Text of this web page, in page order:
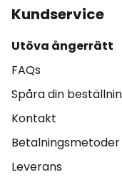
Kundservice
Utöva ångerrätt
FAQs
Spåra din
Kontakt
Betalningsmetoder
Leverans